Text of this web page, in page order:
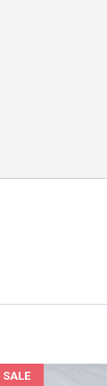
SALE